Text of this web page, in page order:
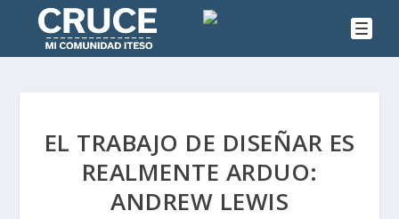
EL TRABAJO DE DISEÑAR ES
REALMENTE ARDUO:
ANDREW LEWIS